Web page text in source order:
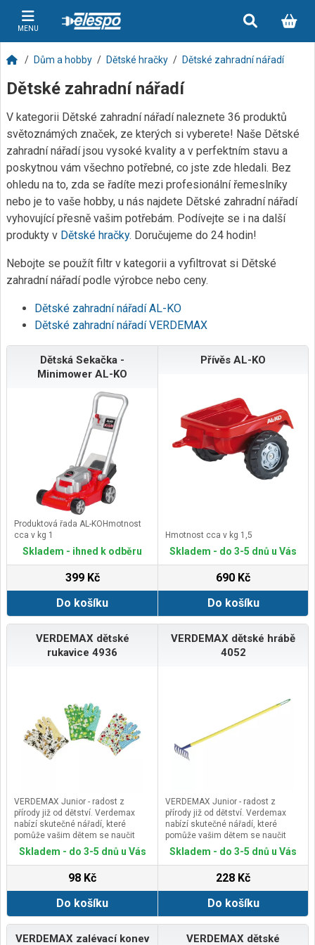
MENU
Dům a hobby Dětské hračky Dětské zahradní nářadí
Dětské zahradní nářadí
V kategorii Dětské zahradní nářadí naleznete 36 produktů
světoznámých značek, ze kterých si vyberete! Naše Dětské
zahradní nářadí jsou vysoké kvality a v perfektním stavu a
poskytnou vám všechno potřebné, co jste zde hledali. Bez
ohledu na to, zda se řadíte mezi profesionální řemeslníky
nebo je to vaše hobby, u nás najdete Dětské zahradní nářadí
vyhovující přesně vašim potřebám. Podívejte se i na další
produkty v Dětské hračky. Doručujeme do 24 hodin!
Nebojte se použít filtr v kategorii a vyfiltrovat si Dětské
zahradní nářadí podle výrobce nebo ceny.
Dětské zahradní nářadí AL-KO
Dětské zahradní nářadí VERDEMAX
Dětská Sekačka -
Minimower AL-KO
Produktová řada AL-KOHmotnost
cca v kg 1
Skladem - ihned k odběru
399 Kč
Do košíku
Přívěs AL-KO
Hmotnost cca v kg 1,5
Skladem - do 3-5 dnů u Vás
690 Kč
Do košíku
VERDEMAX dětské
rukavice 4936
VERDEMAX Junior - radost z
přírody již od dětství. Verdemax
nabízí skutečné nářadí, které
pomůže vašim dětem se naučit
pečovat o zahradu už od
nejútlejšího dětství.&nbsp;Ke
VERDEMAX patří i kvalitní&nbsp;
dětské rukavice VERDEMAX.
Předností je užití velmi kvalitních
materiálů.&nbsp;Dětské rukavice S
VERDEMAX 4936Materiál: bavlna ,
PVC tečkovaná dlaňVelikost:
Skladem - do 3-5 dnů u Vás
98 Kč
Do košíku
VERDEMAX dětské hrábě
4052
VERDEMAX Junior - radost z
přírody již od dětství. Verdemax
nabízí skutečné nářadí, které
pomůže vašim dětem se naučit
pečovat o zahradu už od
nejútlejšího dětství.Kvalitní kovové
Řada malého ručního nářadí je
navržena tak, aby přivedla děti k
zahradničení a kontaktu s
přírodou. Nové barevné provedení,
použité barvy neobsahují těžké
kovy. Předností je užití velmi
Skladem - do 3-5 dnů u Vás
228 Kč
Do košíku
VERDEMAX zalévací konev
VERDEMAX dětské